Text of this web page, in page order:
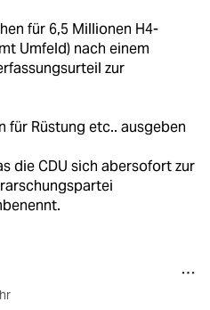
für 6,5 Millionen H4-
Umfeld) nach einem
zur
für Rüstung etc.. ausgeben
die CDU sich abersofort zur